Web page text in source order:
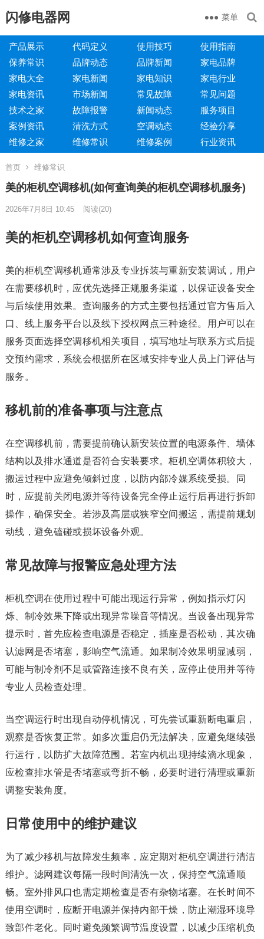
闪修电器网 菜单
产品展示 代码定义 使用技巧
使用指南
保养常识
品牌动态 品牌新闻
家电品牌
家电大全
家电新闻 家电知识
家电行业
家电资讯
市场新闻 常见故障
常见问题
技术之家
故障报警 新闻动态
服务项目
案例资讯
清洗方式 空调动态
经验分享
维修之家
维修常识 维修案例 行业资讯
首页 维修常识
美的柜机空调移机(如何查询美的柜机空调移机服务)
2026年7月8日 10:45 阅读(20)
美的柜机空调移机如何查询服务
美的柜机空调移机通常涉及专业拆装与重新安装调试，用户
在需要移机时，应优先选择正规服务渠道，以保证设备安全
与后续使用效果。查询服务的方式主要包括通过官方售后入
口、线上服务平台以及线下授权网点三种途径。用户可以在
服务页面选择空调移机相关项目，填写地址与联系方式后提
交预约需求，系统会根据所在区域安排专业人员上门评估与
服务。
移机前的准备事项与注意点
在空调移机前，需要提前确认新安装位置的电源条件、墙体
结构以及排水通道是否符合安装要求。柜机空调体积较大，
搬运过程中应避免倾斜过度，以防内部冷媒系统受损。同
时，应提前关闭电源并等待设备完全停止运行后再进行拆卸
操作，确保安全。若涉及高层或狭窄空间搬运，需提前规划
动线，避免磕碰或损坏设备外观。
常见故障与报警应急处理方法
柜机空调在使用过程中可能出现运行异常，例如指示灯闪
烁、制冷效果下降或出现异常噪音等情况。当设备出现异常
提示时，首先应检查电源是否稳定，插座是否松动，其次确
认滤网是否堵塞，影响空气流通。如果制冷效果明显减弱，
可能与制冷剂不足或管路连接不良有关，应停止使用并等待
专业人员检查处理。
当空调运行时出现自动停机情况，可先尝试重新断电重启，
观察是否恢复正常。如多次重启仍无法解决，应避免继续强
行运行，以防扩大故障范围。若室内机出现持续滴水现象，
应检查排水管是否堵塞或弯折不畅，必要时进行清理或重新
调整安装角度。
日常使用中的维护建议
为了减少移机与故障发生频率，应定期对柜机空调进行清洁
维护。滤网建议每隔一段时间清洗一次，保持空气流通顺
畅。室外排风口也需定期检查是否有杂物堵塞。在长时间不
使用空调时，应断开电源并保持内部干燥，防止潮湿环境导
致部件老化。同时避免频繁调节温度设置，以减少压缩机负